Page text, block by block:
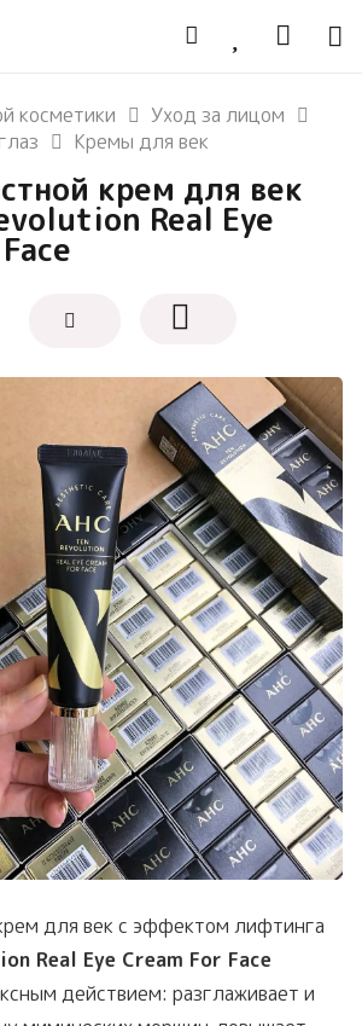
косметики
Уход за лицом
Кремы для век
крем для век
Real Eye
для век с эффектом лифтинга
Real Eye Cream For Face
действием: разглаживает и